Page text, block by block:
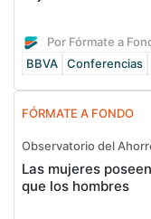
Por Fórmate a
BBVA
Conferencias
FÓRMATE A FONDO
Observatorio del
Las mujeres
que los hombres